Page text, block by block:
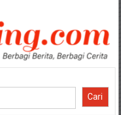
Cari